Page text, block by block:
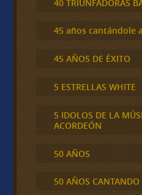
40 TRIUNFADORAS
45 años cantándole
45 AÑOS DE ÉXITO
5 ESTRELLAS WHITE
5 IDOLOS DE LA
ACORDEÓN
50 AÑOS
50 AÑOS